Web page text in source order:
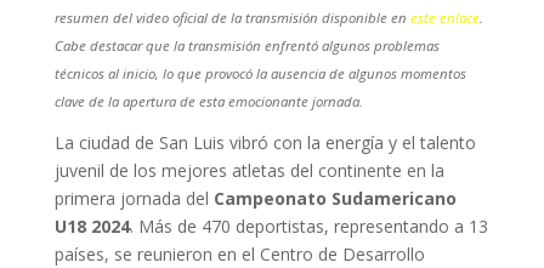
resumen del video oficial de la transmisión disponible en este enlace.
Cabe destacar que la transmisión enfrentó algunos problemas
técnicos al inicio, lo que provocó la ausencia de algunos momentos
clave de la apertura de esta emocionante jornada.
La ciudad de San Luis vibró con la energía y el talento
juvenil de los mejores atletas del continente en la
primera jornada del Campeonato Sudamericano
U18 2024. Más de 470 deportistas, representando a 13
países, se reunieron en el Centro de Desarrollo